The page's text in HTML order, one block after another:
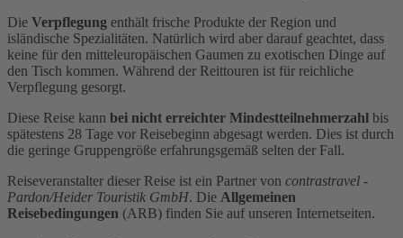
Die Verpflegung enthält frische Produkte der Region und
isländische Spezialitäten. Natürlich wird aber darauf geachtet, dass
keine für den mitteleuropäischen Gaumen zu exotischen Dinge auf
den Tisch kommen. Während der Reittouren ist für reichliche
Verpflegung gesorgt.
Diese Reise kann bei nicht erreichter Mindestteilnehmerzahl bis
spätestens 28 Tage vor Reisebeginn abgesagt werden. Dies ist durch
die geringe Gruppengröße erfahrungsgemäß selten der Fall.
Reiseveranstalter dieser Reise ist ein Partner von contrastravel -
Pardon/Heider Touristik GmbH. Die Allgemeinen
Reisebedingungen (ARB) finden Sie auf unseren Internetseiten.